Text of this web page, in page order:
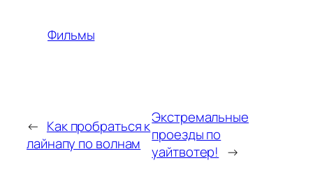
Фильмы
← Как пробраться к
лайнапу по волнам
Экстремальные
проезды по
уайтвотер! →